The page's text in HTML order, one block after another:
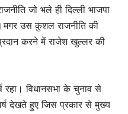
जो भले ही दिल्ली भाजपा
उस कुशल राजनीति की
करने में राजेश खुल्लर की
रहा। विधानसभा के चुनाव से
देखते हुए जिस प्रकार से मुख्य